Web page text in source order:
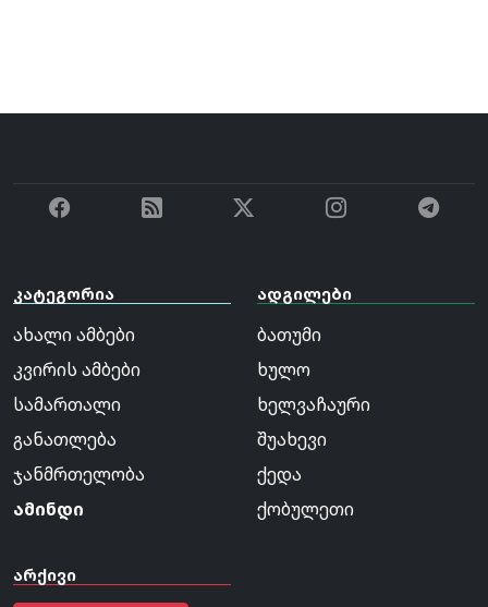
კატეგორია
ახალი ამბები
კვირის ამბები
სამართალი
განათლება
ჯანმრთელობა
ამინდი
არქივი
ადგილები
ბათუმი
ხულო
ხელვაჩაური
შუახევი
ქედა
ქობულეთი